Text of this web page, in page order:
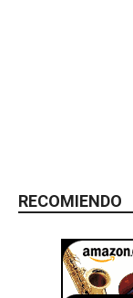
RECOMIENDO